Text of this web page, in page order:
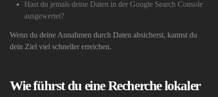
Hast du jemals deine Daten in der Google Search Console
ausgewertet?
Wenn du deine Annahmen durch Daten absicherst, kannst du
dein Ziel viel schneller erreichen.
Wie führst du eine Recherche lokaler